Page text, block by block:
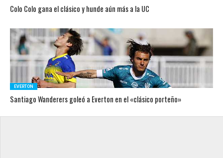
Colo Colo gana el clásico y hunde aún más a la UC
EVERTON
Santiago Wanderers goleó a Everton en el «clásico porteño»